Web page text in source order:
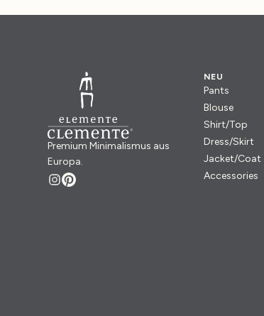
Premium Minimalismus aus
Europa.
NEU
Pants
Blouse
Shirt/Top
Dress/Skirt
Jacket/Coat
Accessories